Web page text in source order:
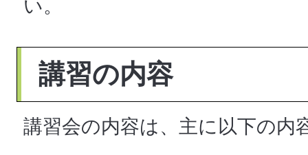
い。
講習の内容
講習会の内容は、主に以下の内